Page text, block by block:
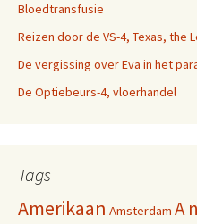
Bloedtransfusie
Reizen door de VS-4, Texas, the
De vergissing over Eva in het
De Optiebeurs-4, vloerhandel
Tags
Amerikaan Amsterdam A